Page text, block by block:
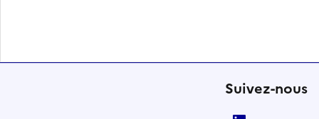
Suivez-nous